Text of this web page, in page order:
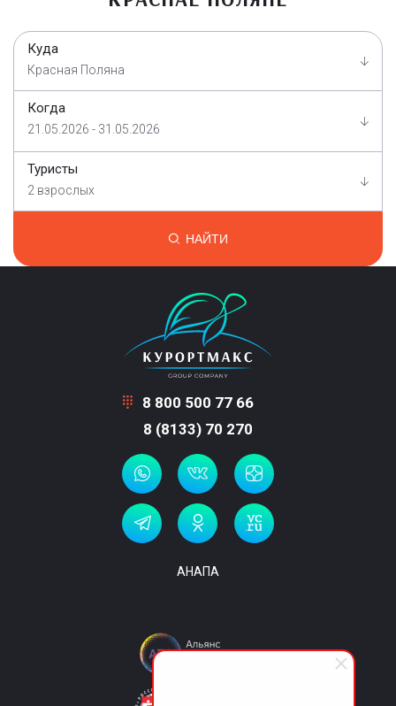
Куда
Красная Поляна
Когда
21.05.2026 - 31.05.2026
Туристы
2 взрослых
НАЙТИ
8 800 500 77 66
8 (8133) 70 270
АНАПА